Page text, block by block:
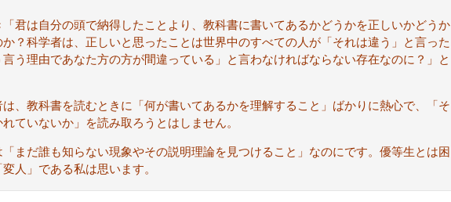
君は自分の頭で納得したことより、教科書に書いてあるかどうかを正しいかどうか
？科学者は、正しいと思ったことは世界中のすべての人が「それは違う」と言った
言う理由であなた方の方が間違っている」と言わなければならない存在なのに？」と
、教科書を読むときに「何が書いてあるかを理解すること」ばかりに熱心で、「そ
ていないか」を読み取ろうとはしません。
まだ誰も知らない現象やその説明理論を見つけること」なのにです。優等生とは困
人」である私は思います。